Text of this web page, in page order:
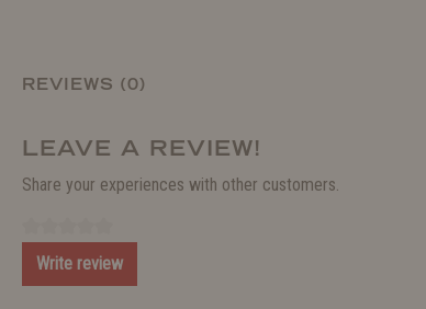
REVIEWS (0)
LEAVE A REVIEW!
Share your experiences with other customers.
Write review